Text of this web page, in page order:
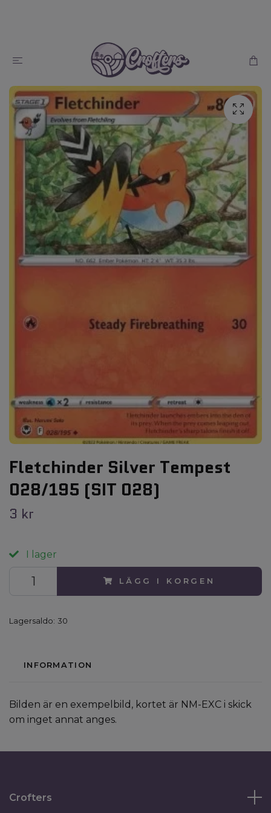
Fletchinder Silver Tempest
028/195 (SIT 028)
3 kr
I lager
LÄGG I KORGEN
Lagersaldo: 30
INFORMATION
Bilden är en exempelbild, kortet är NM-EXC i skick
om inget annat anges.
Crofters